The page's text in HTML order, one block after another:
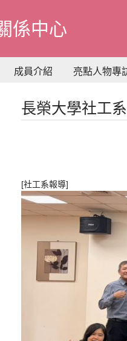
係中心
成員介紹 亮點人物專
長榮大學社工
[社工系報導]